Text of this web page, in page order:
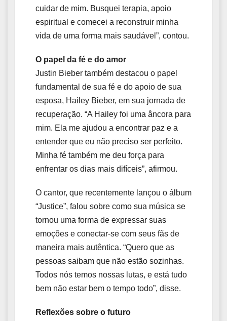
cuidar de mim. Busquei terapia, apoio
espiritual e comecei a reconstruir minha
vida de uma forma mais saudável”, contou.
O papel da fé e do amor
Justin Bieber também destacou o papel
fundamental de sua fé e do apoio de sua
esposa, Hailey Bieber, em sua jornada de
recuperação. “A Hailey foi uma âncora para
mim. Ela me ajudou a encontrar paz e a
entender que eu não preciso ser perfeito.
Minha fé também me deu força para
enfrentar os dias mais difíceis”, afirmou.
O cantor, que recentemente lançou o álbum
“Justice”, falou sobre como sua música se
tornou uma forma de expressar suas
emoções e conectar-se com seus fãs de
maneira mais autêntica. “Quero que as
pessoas saibam que não estão sozinhas.
Todos nós temos nossas lutas, e está tudo
bem não estar bem o tempo todo”, disse.
Reflexões sobre o futuro